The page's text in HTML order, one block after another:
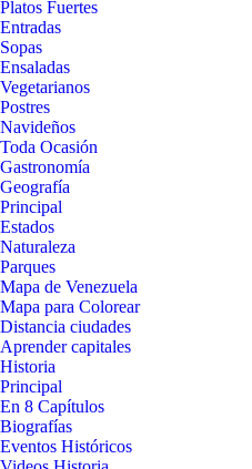
Platos Fuertes
Entradas
Sopas
Ensaladas
Vegetarianos
Postres
Navideños
Toda Ocasión
Gastronomía
Geografía
Principal
Estados
Naturaleza
Parques
Mapa de Venezuela
Mapa para Colorear
Distancia ciudades
Aprender capitales
Historia
Principal
En 8 Capítulos
Biografías
Eventos Históricos